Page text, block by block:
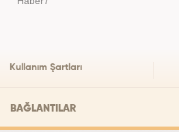
Kullanım Şartları
BAĞLANTILAR